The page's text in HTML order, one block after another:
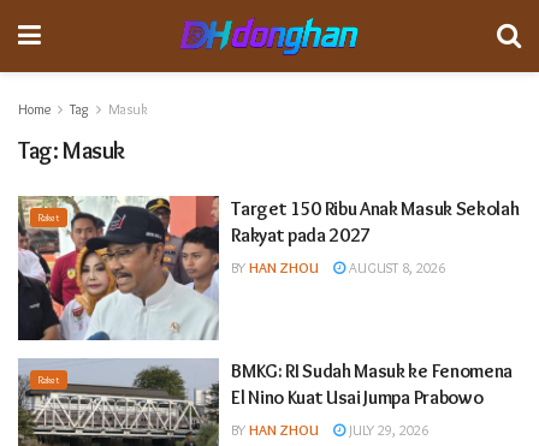
Home Tag Masuk
Tag:Masuk
Raket
Target 150 Ribu Anak Masuk Sekolah
Rakyat pada 2027
BY HAN ZHOU AUGUST 8, 2026
Raket
BMKG: RI Sudah Masuk ke Fenomena
El Nino Kuat Usai Jumpa Prabowo
BY HAN ZHOU JULY 29, 2026